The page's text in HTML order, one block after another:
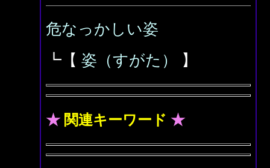
危なっかしい姿
┗【 姿（すがた） 】
★ 関連キーワード ★